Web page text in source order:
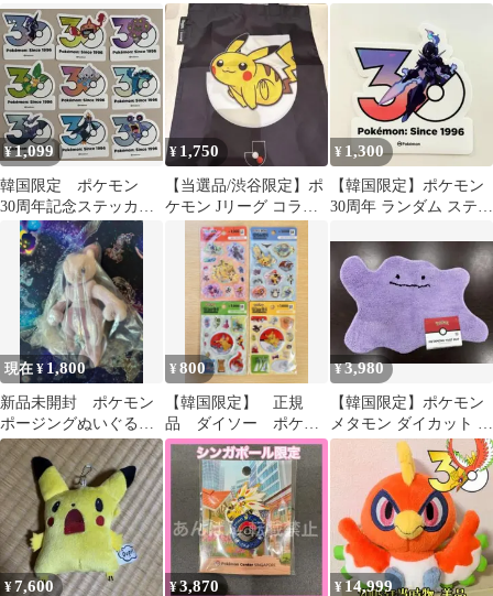
方
シャープペン シャー
ペン 3本セット
量限定) スカルプD ま
つげ美容液 ピュアフリ
ーアイラッシュ 6mL
¥1,099
韓国限定 ポケモン
30周年記念ステッカ
ー エラー品
¥ 1,750
【当選品/渋谷限定】ポ
ケモン Jリーグ コラボ
バッグ ピカチュウ
¥ 1,300
【韓国限定】ポケモン
30周年 ランダム ステッ
現在 ¥1,800
新品未開封 ポケモン
ポージングぬいぐる
み ミュウツー ポケ
モンセンター限定商品
¥800
【韓国限定】 正規
品 ダイソー ポケモ
ンシール 4種類セット
ピカチュウ
¥3,980
【韓国限定】ポケモン
メタモン ダイカット フ
ットマット 60×46cm 新
¥7,600 ¥3,870 ¥14,999